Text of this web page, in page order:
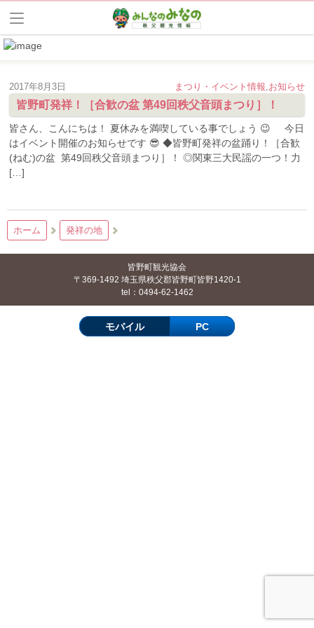
まつり・イベント情報 お知らせ
2017年8月3日
皆野町発祥！［合歓の盆 第49回秩父音頭まつり］！
皆さん、こんにちは！ 夏休みを満喫している事でしょう 😉 今日
はイベント開催のお知らせです 😎 ◆皆野町発祥の盆踊り！［合歓
(ねむ)の盆 第49回秩父音頭まつり］！ ◎関東三大民謡の一つ！力
[…]
ホーム 発祥の地
皆野町観光協会
〒369-1492 埼玉県秩父郡皆野町皆野1420-1
tel：0494-62-1462
モバイル PC